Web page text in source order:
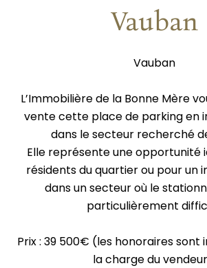
Vauban
Vauban
L’Immobilière de la Bonne Mère
vente cette place de parking en
dans le secteur recherché
Elle représente une opportunité
résidents du quartier ou pour un
dans un secteur où le
particulièrement
Prix : 39 500€ (les honoraires
la charge du